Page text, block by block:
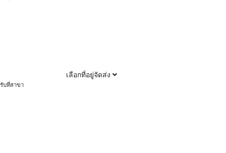
เลือกที่อยู่จัดส่ง
รับที่สาขา